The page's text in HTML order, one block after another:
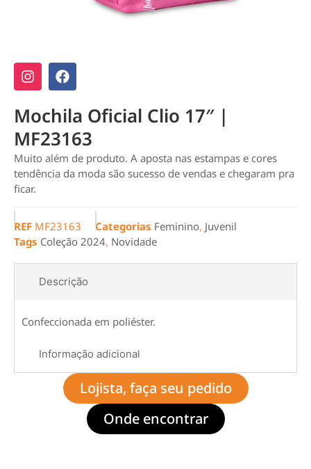
Mochila Oficial Clio 17″ |
MF23163
Muito além de produto. A aposta nas estampas e cores
tendência da moda são sucesso de vendas e chegaram pra
ficar.
REF MF23163 Categorias Feminino, Juvenil
Tags Coleção 2024, Novidade
Descrição
Informação adicional
Confeccionada em poliéster.
Lojista, faça seu pedido
Onde encontrar